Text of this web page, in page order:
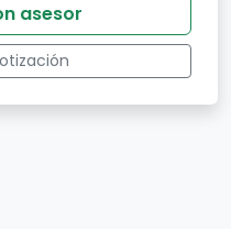
asesor